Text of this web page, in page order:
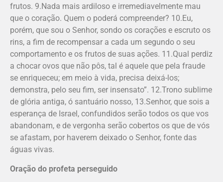
frutos. 9.Nada mais ardiloso e irremediavelmente mau
que o coração. Quem o poderá compreender? 10.Eu,
porém, que sou o Senhor, sondo os corações e escruto os
rins, a fim de recompensar a cada um segundo o seu
comportamento e os frutos de suas ações. 11.Qual perdiz
a chocar ovos que não pôs, tal é aquele que pela fraude
se enriqueceu; em meio à vida, precisa deixá-los;
demonstra, pelo seu fim, ser insensato”. 12.Trono sublime
de glória antiga, ó santuário nosso, 13.Senhor, que sois a
esperança de Israel, confundidos serão todos os que vos
abandonam, e de vergonha serão cobertos os que de vós
se afastam, por haverem deixado o Senhor, fonte das
águas vivas.
Oração do profeta perseguido